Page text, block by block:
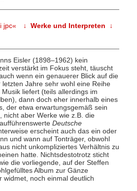
jpc« ↓ Werke und Interpreten ↓
Eisler (1898–1962) kein
verstärkt im Fokus steht, täuscht
wenn ein genauerer Blick auf die
Jahre sehr wohl eine Reihe
liefert (teils allerdings im
dann doch eher innerhalb eines
der etwa erwartungsgemäß sein
nicht aber Werke wie z.B. die
Deutsche
erscheint auch das ein oder
und wann auf Tonträger, obwohl
nicht unkompliziertes Verhältnis zu
hatte. Nichtsdestotrotz sticht
die vorliegende, auf der Steffen
Album zur Gänze
widmet, noch einmal deutlich